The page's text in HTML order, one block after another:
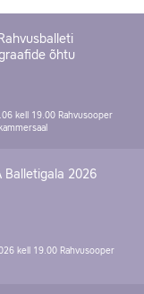
õhtu
kell 19.00 Rahvusooper
Balletigala 2026
kell 19.00 Rahvusooper